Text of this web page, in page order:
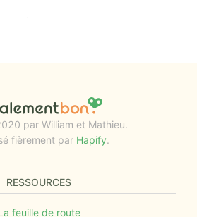
par William et Mathieu.
fièrement par Hapify.
RESSOURCES
feuille de route